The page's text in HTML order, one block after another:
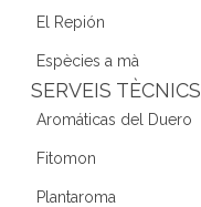
El Repión
Espècies a mà
SERVEIS TÈCNICS
Aromáticas del Duero
Fitomon
Plantaroma